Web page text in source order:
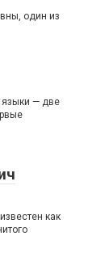
один из
языки — две
как